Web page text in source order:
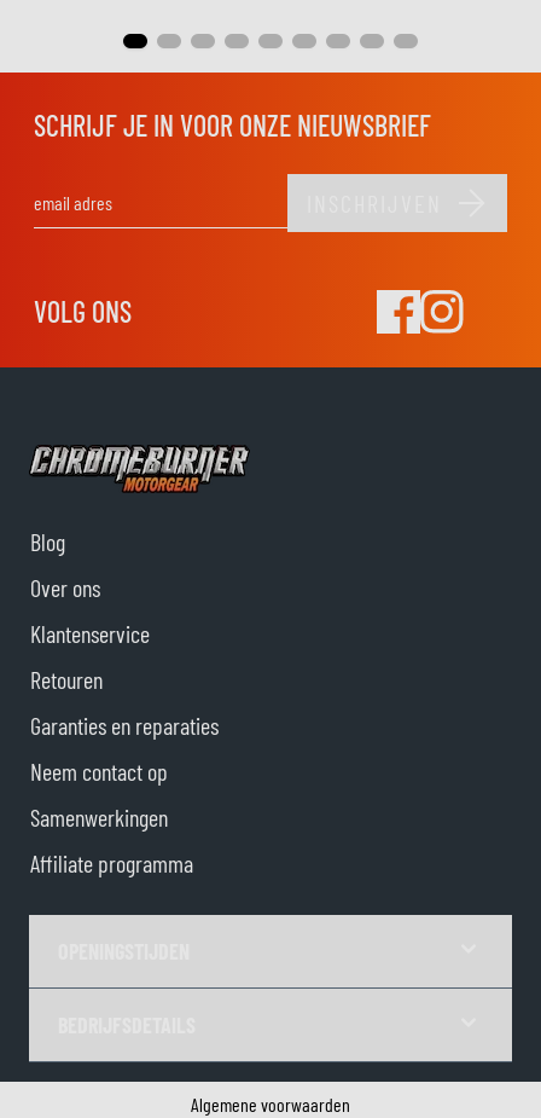
SCHRIJF JE IN VOOR ONZE NIEUWSBRIEF
VOLG ONS
Blog
Over ons
Klantenservice
Retouren
Garanties en reparaties
Neem contact op
Samenwerkingen
Affiliate programma
Algemene voorwaarden